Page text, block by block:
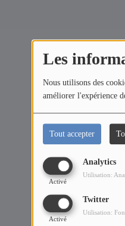
Les
Nous utilisons des
améliorer l'expérience
Tout accepter
Analytics
Activé
Utilisation:
Twitter
Activé
Utilisation: